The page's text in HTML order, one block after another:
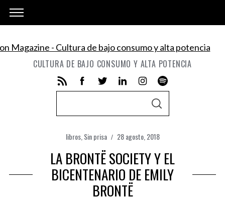
CULTURA DE BAJO CONSUMO Y ALTA POTENCIA
c
h
f
S
C
H
libros, Sin prisa 28 agosto, 2018
LA BRONTË SOCIETY Y EL
BICENTENARIO DE EMILY
BRONTË